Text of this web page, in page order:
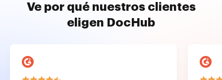
Ve por qué nuestros clientes
eligen DocHub